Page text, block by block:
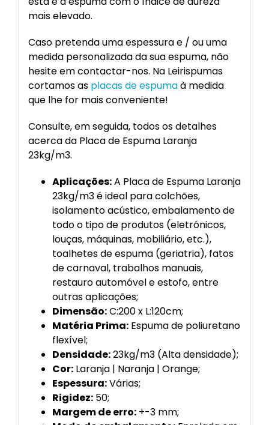
mais elevado.
Caso pretenda uma espessura e / ou uma
medida personalizada da sua espuma, não
hesite em contactar-nos. Na Leirispumas
cortamos as placas de espumaà medida
que lhe for mais conveniente!
Consulte, em seguida, todos os detalhes
acerca da Placa de Espuma Laranja
23kg/m3.
Aplicações:A Placa de Espuma Laranja
23kg/m3 é ideal para colchões,
isolamento acústico, embalamento de
todo o tipo de produtos (eletrónicos,
louças, máquinas, mobiliário, etc.),
toalhetes de espuma (geriatria), fatos
de carnaval, trabalhos manuais,
restauro automóvel e estofo, entre
outras aplicações;
Dimensão:C:200 x L:120cm;
Matéria Prima:Espuma de poliuretano
flexível;
Densidade:23kg/m3 (Alta densidade);
Cor:Laranja | Naranja | Orange;
Espessura:Várias;
Rigidez:50;
Margem de erro:+-3 mm;